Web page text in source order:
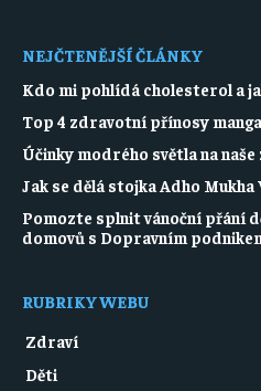
NEJČTENĚJŠÍ ČLÁNKY
Kdo mi pohlídá cholesterol a
Top 4 zdravotní přínosy manga
Účinky modrého světla na
Jak se dělá stojka Adho Mukha
Pomozte splnit vánoční přání
domovů s Dopravním
RUBRIKY WEBU
Zdraví
Děti